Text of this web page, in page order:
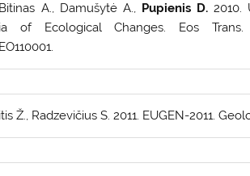
A., Damušytė A., Pupienis D.2010.
of Ecological Changes. Eos Trans.
Ž., Radzevičius S. 2011. EUGEN-2011.